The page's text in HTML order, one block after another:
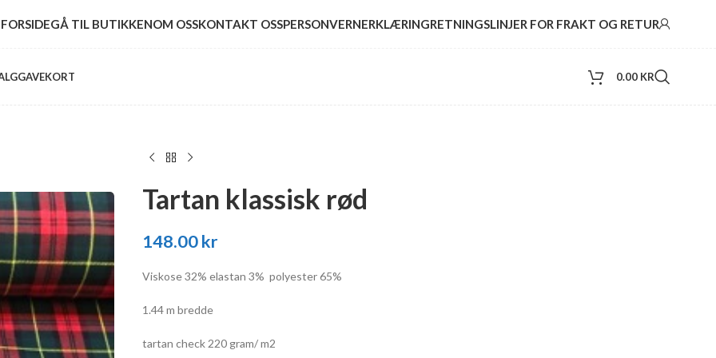
FORSIDEGÅ TIL BUTIKKENOM OSSKONTAKT OSSPERSONVERNERKLÆRINGRETNINGSLINJER FOR FRAKT OG RETUR
GAVEKORT 0.00 KR
Tartan klassisk rød
148.00kr
Viskose 32% elastan 3% polyester 65%
1.44 m bredde
tartan check 220 gram/ m2